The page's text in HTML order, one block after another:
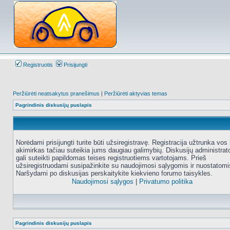
Registruotis Prisijungti
Peržiūrėti neatsakytus pranešimus | Peržiūrėti aktyvias temas
Pagrindinis diskusijų puslapis
Norėdami prisijungti turite būti užsiregistravę. Registracija užtrunka vos
akimirkas tačiau suteikia jums daugiau galimybių. Diskusijų
gali suteikti papildomas teises registruotiems vartotojams. Prieš
užsiregistruodami susipažinkite su naudojimosi sąlygomis ir
Naršydami po diskusijas perskaitykite kiekvieno forumo taisykles.
Naudojimosi sąlygos
Privatumo politika
Pagrindinis diskusijų puslapis